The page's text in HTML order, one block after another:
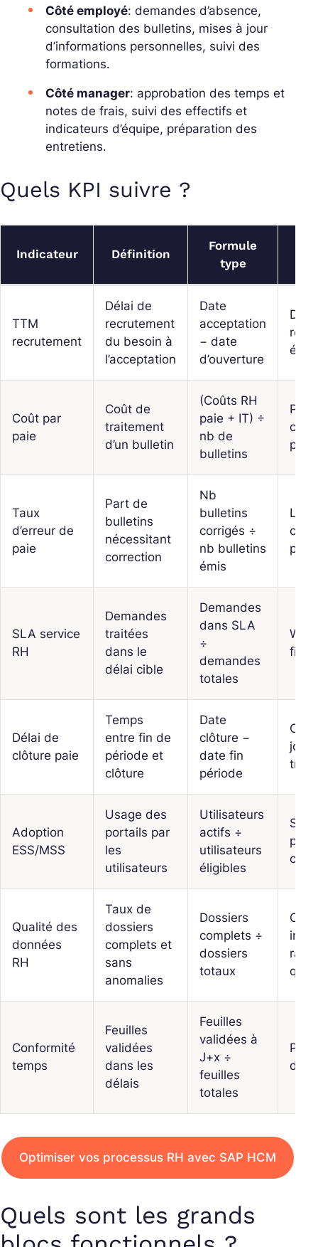
Côté employé: demandes d’absence,
consultation des bulletins, mises à jour
d’informations personnelles, suivi des
formations.
Côté manager: approbation des temps et
notes de frais, suivi des effectifs et
indicateurs d’équipe, préparation des
entretiens.
Quels KPI suivre ?
Indicateur Définition
Formule
type
TTM
recrutement
Délai de
recrutement
du besoin à
l’acceptation
Date
acceptation
− date
d’ouverture
Coût par
paie
Coût de
traitement
d’un bulletin
(Coûts RH
paie + IT) ÷
nb de
bulletins
PY,
paie
Taux
d’erreur de
paie
Part de
bulletins
nécessitant
correction
Nb
bulletins
corrigés ÷
nb bulletins
émis
SLA service
RH
Demandes
traitées
dans le
délai cible
Demandes
dans SLA
÷
demandes
totales
files
Délai de
clôture paie
Temps
entre fin de
période et
clôture
Date
clôture −
date fin
période
Adoption
ESS/MSS
Usage des
portails par
les
utilisateurs
Utilisateurs
actifs ÷
utilisateurs
éligibles
Qualité des
données
RH
Taux de
dossiers
complets et
sans
anomalies
Dossiers
complets ÷
dossiers
totaux
Conformité
temps
Feuilles
validées
dans les
délais
Feuilles
validées à
J+x ÷
feuilles
totales
PT,
Optimiser vos processus RH avec SAP HCM
Quels sont les grands